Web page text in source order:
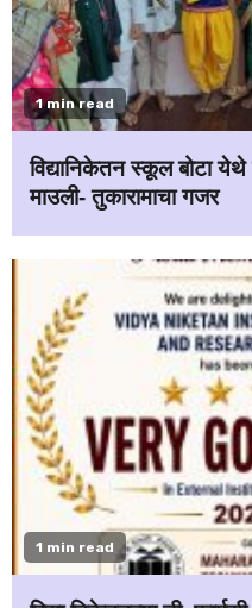
1 min read
विद्यानिकेतन स्कूल बोटा येथे
माउली- तुकारामाचा गजर
1 min read